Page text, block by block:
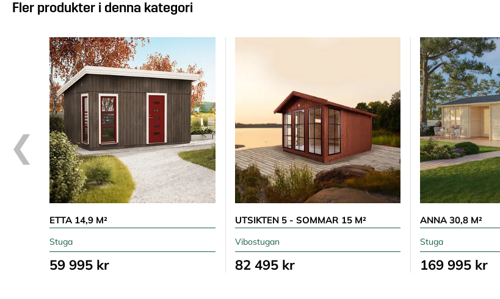
Fler produkter i denna kategori
ETTA 14,9 M²
Stuga
59 995 kr
UTSIKTEN 5 - SOMMAR 15 M²
Vibostugan
82 495 kr
ANNA 30,8 M²
Stuga
169 995 kr